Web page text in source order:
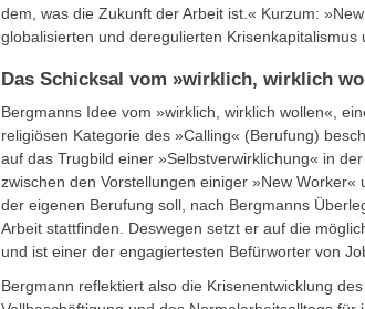
dem, was die Zukunft der Arbeit ist.« Kurzum:
globalisierten und deregulierten Krisenkapitalismus
Das Schicksal vom »wirklich, wirklich
Bergmanns Idee vom »wirklich, wirklich wollen«,
religiösen Kategorie des »Calling« (Berufung)
auf das Trugbild einer »Selbstverwirklichung« in
zwischen den Vorstellungen einiger »New
der eigenen Berufung soll, nach Bergmanns
Arbeit stattfinden. Deswegen setzt er auf die
und ist einer der engagiertesten Befürworter von
Bergmann reflektiert also die Krisenentwicklung